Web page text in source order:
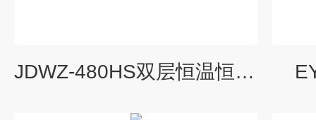
JDWZ-480HS双层恒温恒湿培养摇床(大容量)